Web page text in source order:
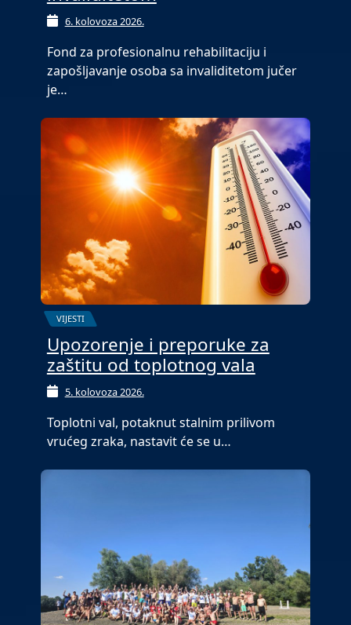
6. kolovoza 2026.
Fond za profesionalnu rehabilitaciju i
zapošljavanje osoba sa invaliditetom jučer
je…
VIJESTI
Upozorenje i preporuke za
zaštitu od toplotnog vala
5. kolovoza 2026.
Toplotni val, potaknut stalnim prilivom
vrućeg zraka, nastavit će se u…